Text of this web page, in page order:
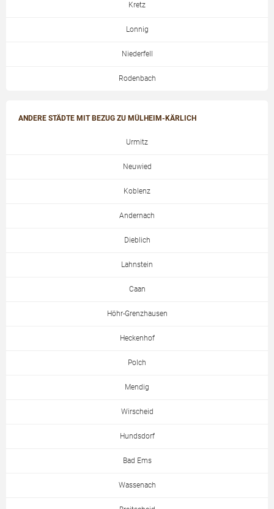
Kretz
Lonnig
Niederfell
Rodenbach
ANDERE STÄDTE MIT BEZUG ZU MÜLHEIM-KÄRLICH
Urmitz
Neuwied
Koblenz
Andernach
Dieblich
Lahnstein
Caan
Höhr-Grenzhausen
Heckenhof
Polch
Mendig
Wirscheid
Hundsdorf
Bad Ems
Wassenach